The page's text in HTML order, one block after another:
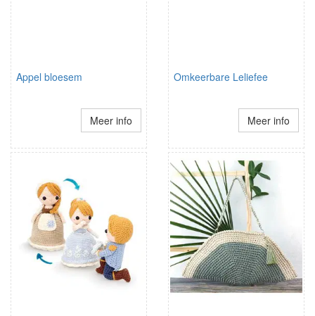
Appel bloesem
Meer info
Omkeerbare Leliefee
Meer info